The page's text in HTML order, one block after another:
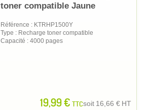
toner compatible Jaune
Référence : KTRHP1500Y
Type : Recharge toner compatible
Capacité : 4000 pages
19,99 € TTCsoit 16,66 € HT